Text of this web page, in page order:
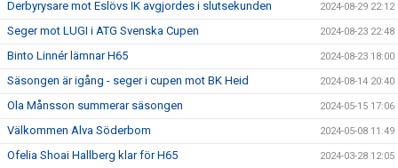
Derbyrysare mot Eslövs IK avgjordes i slutsekunden 2024-08-29 22:12
Seger mot LUGI i ATG Svenska Cupen 2024-08-23 22:48
Binto Linnér lämnar H65 2024-08-23 18:00
Säsongen är igång - seger i cupen mot BK Heid 2024-08-14 20:40
Ola Månsson summerar säsongen 2024-05-15 17:06
Välkommen Alva Söderbom 2024-05-08 11:49
Ofelia Shoai Hallberg klar för H65 2024-03-28 12:05